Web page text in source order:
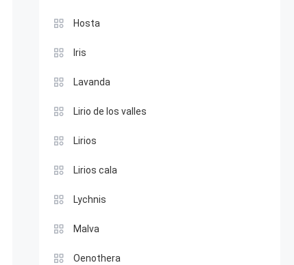
Hosta
Iris
Lavanda
Lirio de los valles
Lirios
Lirios cala
Lychnis
Malva
Oenothera